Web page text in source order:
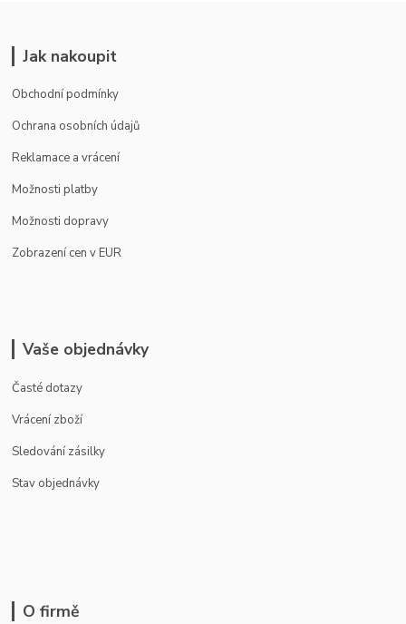
Jak nakoupit
Obchodní podmínky
Ochrana osobních údajů
Reklamace a vrácení
Možnosti platby
Možnosti dopravy
Zobrazení cen v EUR
Vaše objednávky
Časté dotazy
Vrácení zboží
Sledování zásilky
Stav objednávky
O firmě